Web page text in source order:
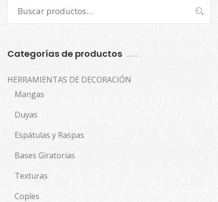
por:
Buscar
Categorías de productos
HERRAMIENTAS DE DECORACIÓN
Mangas
Duyas
Espátulas y Raspas
Bases Giratorias
Texturas
Coples